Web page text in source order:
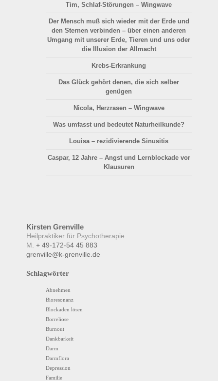
Tim, Schlaf-Störungen – Wingwave
Der Mensch muß sich wieder mit der Erde und
den Sternen verbinden – über einen anderen
Umgang mit unserer Erde, Tieren und uns oder
die Illusion der Allmacht
Krebs-Erkrankung
Das Glück gehört denen, die sich selber
genügen
Nicola, Herzrasen – Wingwave
Was umfasst und bedeutet Naturheilkunde?
Louisa – rezidivierende Sinusitis
Caspar, 12 Jahre – Angst und Lernblockade vor
Klausuren
KirstenGrenville
Heilpraktiker für Psychotherapie
M. + 49-172-54 45 883
grenville@k-grenville.de
Schlagwörter
Abnehmen
Bioresonanz
Blockaden lösen
Borreliose
Burnout
Dankbarkeit
Darm
Darmflora
Depression
Familie